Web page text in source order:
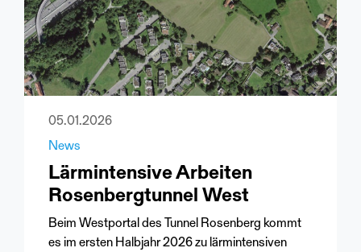
05.01.2026
News
Lärmintensive Arbeiten
Rosenbergtunnel West
Beim Westportal des Tunnel Rosenberg kommt
es im ersten Halbjahr 2026 zu lärmintensiven